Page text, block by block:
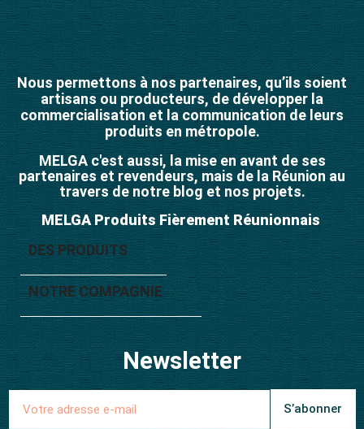
DES PRODUITS
NOTRE COMPAGNIE
Nous permettons à nos partenaires, qu’ils soient
artisans ou producteurs, de développer la
commercialisation et la communication de leurs
produits en métropole.
MELGA c'est aussi, la mise en avant de ses
partenaires et revendeurs, mais de la Réunion au
travers de notre blog et nos projets.
MELGA Produits Fièrement Réunionnais
Newsletter
S’abonner